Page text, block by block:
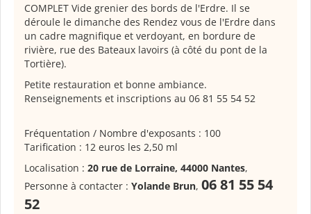
COMPLET Vide grenier des bords de l'Erdre. Il se
déroule le dimanche des Rendez vous de l'Erdre dans
un cadre magnifique et verdoyant, en bordure de
rivière, rue des Bateaux lavoirs (à côté du pont de la
Tortière).
Petite restauration et bonne ambiance.
Renseignements et inscriptions au 06 81 55 54 52
Fréquentation / Nombre d'exposants : 100
Tarification : 12 euros les 2,50 ml
Localisation : 20 rue de Lorraine, 44000 Nantes,
Personne à contacter : Yolande Brun, 06 81 55 54
52